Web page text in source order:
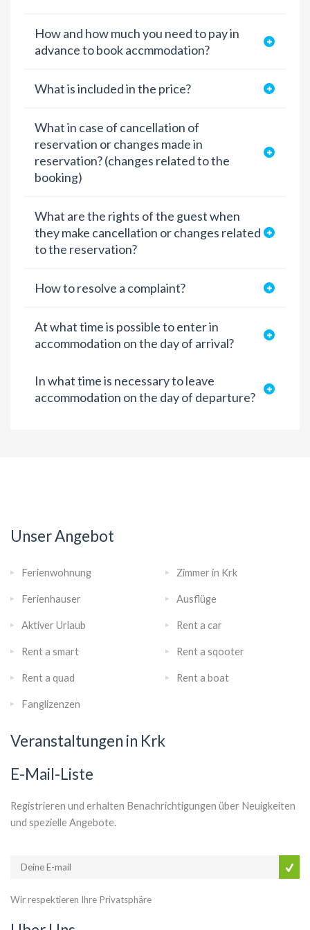
How and how much you need to pay in
advance to book accmmodation?
What is included in the price?
What in case of cancellation of
reservation or changes made in
reservation? (changes related to the
booking)
What are the rights of the guest when
they make cancellation or changes related
to the reservation?
How to resolve a complaint?
At what time is possible to enter in
accommodation on the day of arrival?
In what time is necessary to leave
accommodation on the day of departure?
Unser Angebot
Ferienwohnung Zimmer in Krk
Ferienhauser Ausflüge
Aktiver Urlaub Rent a car
Rent a smart Rent a sqooter
Rent a quad Rent a boat
Fanglizenzen
Veranstaltungen in Krk
E-Mail-Liste
Registrieren und erhalten Benachrichtigungen über Neuigkeiten
und spezielle Angebote.
Wir respektieren Ihre Privatsphäre